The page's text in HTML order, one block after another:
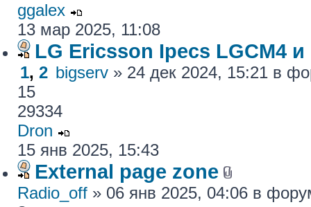
ggalex
13 мар 2025, 11:08
LG Ericsson Ipecs LGCM4 и
1, 2 bigserv » 24 дек 2024, 15:21 в
15
29334
Dron
15 янв 2025, 15:43
External page zone
Radio_off » 06 янв 2025, 04:06 в